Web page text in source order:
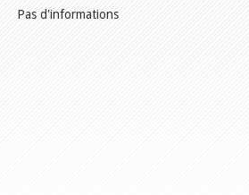
Pas d'informations